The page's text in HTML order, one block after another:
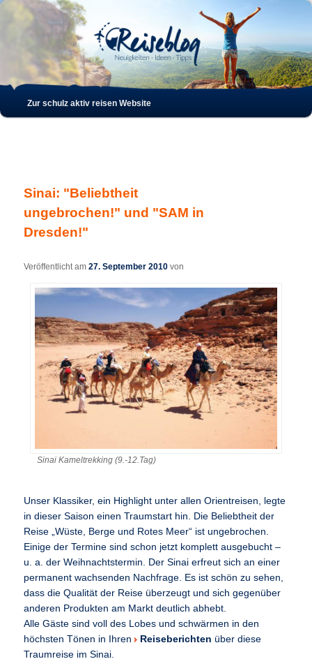
Hauptmenü
Zum
Zum
wechseln
Zur schulz aktiv reisen Website
Sinai: "Beliebtheit
ungebrochen!" und "SAM in
Dresden!"
Veröffentlicht am27. September 2010 von
Sinai Kameltrekking (9.-12.Tag)
Unser Klassiker, ein Highlight unter allen Orientreisen, legte
in dieser Saison einen Traumstart hin. Die Beliebtheit der
Reise „Wüste, Berge und Rotes Meer“ ist ungebrochen.
Einige der Termine sind schon jetzt komplett ausgebucht –
u. a. der Weihnachtstermin. Der Sinai erfreut sich an einer
permanent wachsenden Nachfrage. Es ist schön zu sehen,
dass die Qualität der Reise überzeugt und sich gegenüber
anderen Produkten am Markt deutlich abhebt.
Alle Gäste sind voll des Lobes und schwärmen in den
höchsten Tönen in Ihren
Reiseberichten über diese
Traumreise im Sinai.